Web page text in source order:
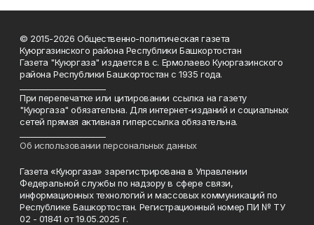
© 2015-2026 Общественно-политическая газета
Куюргазинского района Республики Башкортостан
Газета "Куюргаза" издается в с. Ермолаево Куюргазинского
района Республики Башкортостан с 1935 года.
При перепечатке или цитировании ссылка на газету
"Куюргаза" обязательна. Для интернет-изданий и социальных
сетей прямая активная гиперссылка обязательна.
Об использовании персональных данных
Газета «Куюргаза» зарегистрирована в Управлении
Федеральной службы по надзору в сфере связи,
информационных технологий и массовых коммуникаций по
Республике Башкортостан. Регистрационный номер ПИ № ТУ
02 - 01841 от 19.05.2025 г.